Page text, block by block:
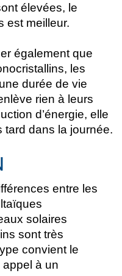
élevées, le
est meilleur.
également que
les
durée de vie
rien à leurs
d’énergie, elle
tard dans la journée.
entre les
solaires
sont très
convient le
à un